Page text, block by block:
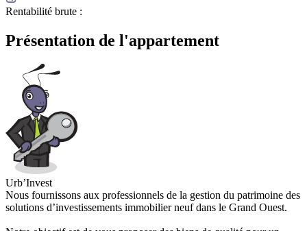
Rentabilité brute :
Présentation de l'appartement
Urb’Invest
Nous fournissons aux professionnels de la gestion du patrimoine des
solutions d’investissements immobilier neuf dans le Grand Ouest.